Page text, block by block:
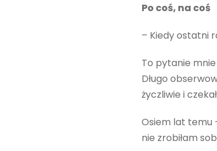
Po coś, na coś
– Kiedy ostatni
To pytanie mnie
Długo
życzliwie i
Osiem lat temu
nie zrobiłam